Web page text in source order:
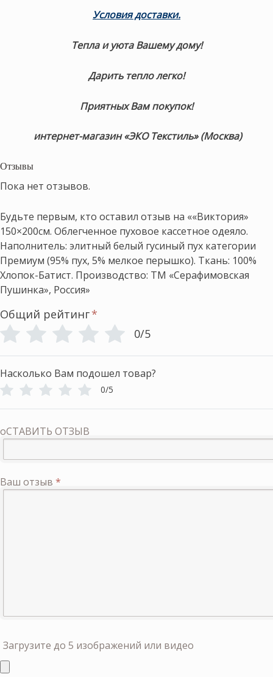
Условия доставки.
Тепла и уюта Вашему дому!
Дарить тепло легко!
Приятных Вам покупок!
интернет-магазин «ЭКО Текстиль» (Москва)
Отзывы
Пока нет отзывов.
Будьте первым, кто оставил отзыв на ««Виктория»
150×200см. Облегченное пуховое кассетное одеяло.
Наполнитель: элитный белый гусиный пух категории
Премиум (95% пух, 5% мелкое перышко). Ткань: 100%
Хлопок-Батист. Производство: ТМ «Серафимовская
Пушинка», Россия»
Общий рейтинг*
0/5
Насколько Вам подошел товар?
0/5
оСТАВИТЬ ОТЗЫВ
Ваш отзыв *
Загрузите до 5 изображений или видео